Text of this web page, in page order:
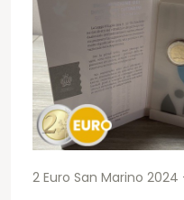
2 Euro San Marino